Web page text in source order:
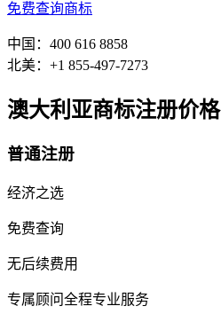
免费查询商标
中国：400 616 8858
北美：+1 855-497-7273
澳大利亚商标注册价格
普通注册
经济之选
免费查询
无后续费用
专属顾问全程专业服务